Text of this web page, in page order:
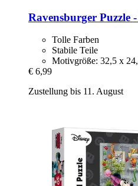
Ravensburger Puzzle
Tolle Farben
Stabile Teile
Motivgröße: 32,5 x
€ 6,99
Zustellung bis 11. August